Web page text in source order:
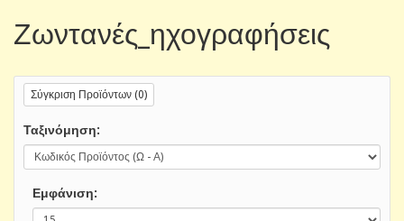
Ζωντανές_ηχογραφήσεις
Σύγκριση Προϊόντων (0)
Ταξινόμηση:
Εμφάνιση: